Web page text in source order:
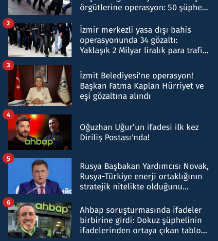
örgütlerine operasyon: 50 şüpheli
İzmir merkezli yasa dışı bahis
operasyonunda 34 gözaltı:
Yaklaşık 2 Milyar liralık para trafiği
2
İzmit Belediyesi'ne operasyon!
Başkan Fatma Kaplan Hürriyet ve
eşi gözaltına alındı
3
Oğuzhan Uğur’un ifadesi ilk kez
Diriliş Postası'nda!
4
Rusya Başbakan Yardımcısı Novak,
Rusya-Türkiye enerji ortaklığının
stratejik nitelikte olduğunu
5
Ahbap soruşturmasında ifadeler
birbirine girdi: Dokuz şüphelinin
ifadelerinden ortaya çıkan tablo
6